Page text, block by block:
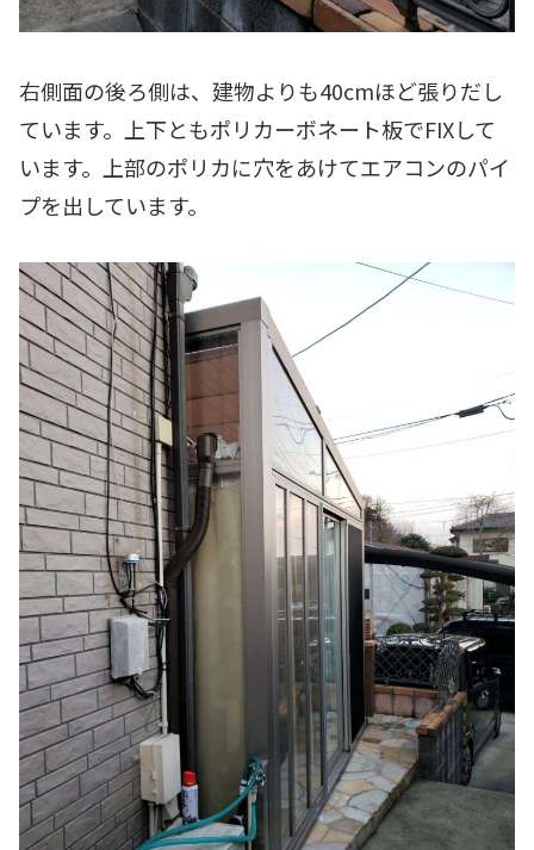
右側面の後ろ側は、建物よりも40cmほど張りだし
ています。上下ともポリカーボネート板でFIXして
います。上部のポリカに穴をあけてエアコンのパイ
プを出しています。